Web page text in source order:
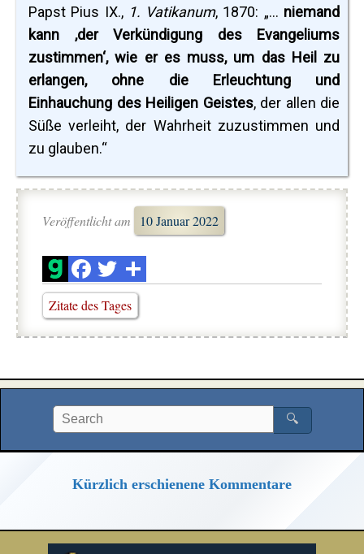
Papst Pius IX., 1. Vatikanum, 1870: „... niemand
kann ‚der Verkündigung des Evangeliums
zustimmen‘, wie er es muss, um das Heil zu
erlangen, ohne die Erleuchtung und
Einhauchung des Heiligen Geistes, der allen die
Süße verleiht, der Wahrheit zuzustimmen und
zu glauben.“
Veröffentlicht am 10 Januar 2022
Zitate des Tages
🔍
Kürzlich erschienene Kommentare